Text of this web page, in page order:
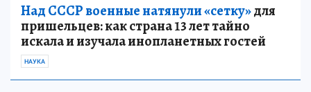
Над СССР военные натянули «сетку»для
пришельцев: как страна 13 лет тайно
искала и изучала инопланетных гостей
НАУКА